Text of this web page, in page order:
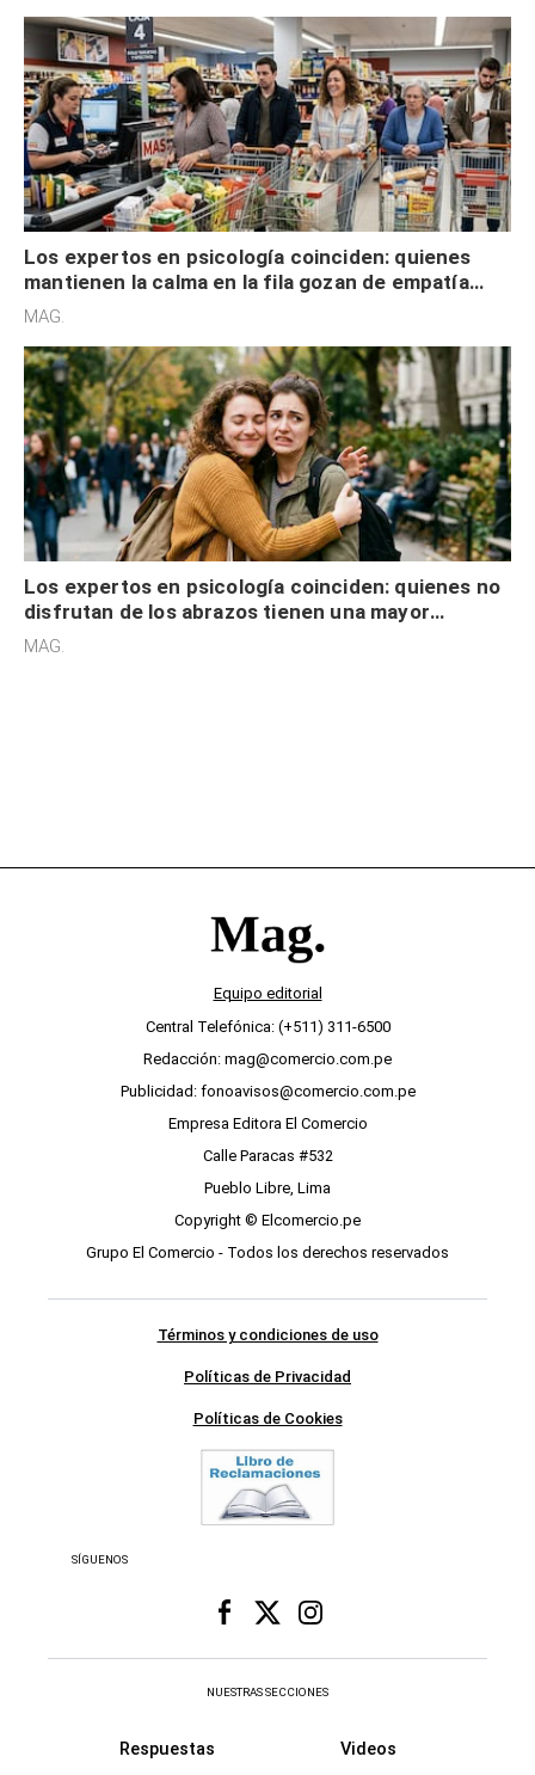
Los expertos en psicología coinciden: quienes
mantienen la calma en la fila gozan de empatía
cognitiva, gratitud y no solo tienen autocontrol
MAG.
Los expertos en psicología coinciden: quienes no
disfrutan de los abrazos tienen una mayor
sensibilidad a los estímulos físicos y no es por
MAG.
Equipo editorial
Central Telefónica: (+511) 311-6500
Redacción: mag@comercio.com.pe
Publicidad: fonoavisos@comercio.com.pe
Empresa Editora El Comercio
Calle Paracas #532
Pueblo Libre, Lima
Copyright © Elcomercio.pe
Grupo El Comercio - Todos los derechos reservados
Términos y condiciones de uso
Políticas de Privacidad
Políticas de Cookies
SÍGUENOS
NUESTRAS SECCIONES
Respuestas Videos